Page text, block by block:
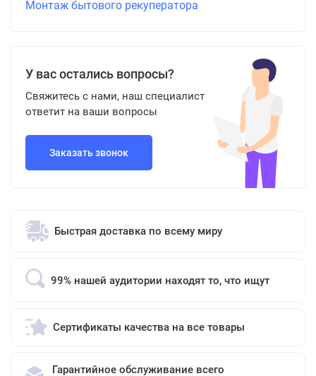
Монтаж бытового рекуператора
У вас остались вопросы?
Свяжитесь с нами, наш специалист
ответит на ваши вопросы
Заказать звонок
Быстрая доставка по всему миру
99% нашей аудитории находят то, что ищут
Сертификаты качества на все товары
Гарантийное обслуживание всего